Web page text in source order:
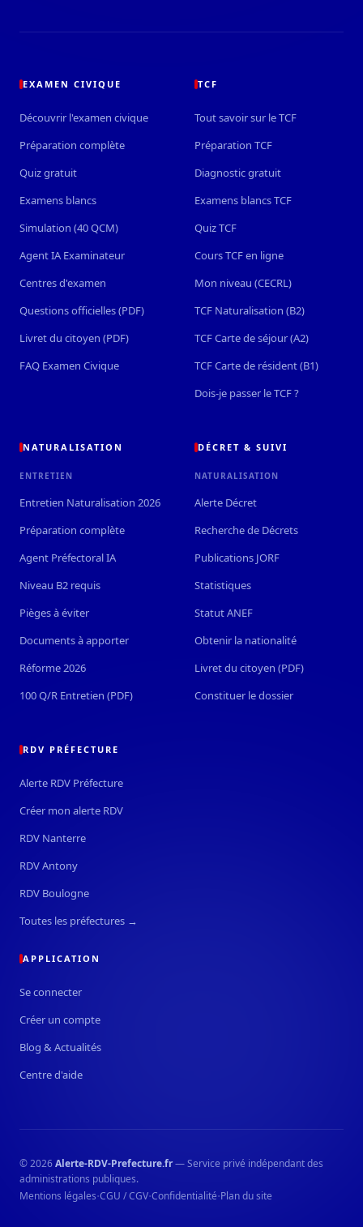
EXAMEN CIVIQUE
Découvrir l'examen civique
Préparation complète
Quiz gratuit
Examens blancs
Simulation (40 QCM)
Agent IA Examinateur
Centres d'examen
Questions officielles (PDF)
Livret du citoyen (PDF)
FAQ Examen Civique
TCF
Tout savoir sur le TCF
Préparation TCF
Diagnostic gratuit
Examens blancs TCF
Quiz TCF
Cours TCF en ligne
Mon niveau (CECRL)
TCF Naturalisation (B2)
TCF Carte de séjour (A2)
TCF Carte de résident (B1)
Dois-je passer le TCF ?
NATURALISATION
ENTRETIEN
Entretien Naturalisation 2026
Préparation complète
Agent Préfectoral IA
Niveau B2 requis
Pièges à éviter
Documents à apporter
Réforme 2026
100 Q/R Entretien (PDF)
DÉCRET & SUIVI
NATURALISATION
Alerte Décret
Recherche de Décrets
Publications JORF
Statistiques
Statut ANEF
Obtenir la nationalité
Livret du citoyen (PDF)
Constituer le dossier
RDV PRÉFECTURE
Alerte RDV Préfecture
Créer mon alerte RDV
RDV Nanterre
RDV Antony
RDV Boulogne
Toutes les préfectures →
APPLICATION
Se connecter
Créer un compte
Blog & Actualités
Centre d'aide
© 2026Alerte-RDV-Prefecture.fr— Service privé indépendant des
administrations publiques.
Mentions légales·CGU / CGV·Confidentialité·Plan du site